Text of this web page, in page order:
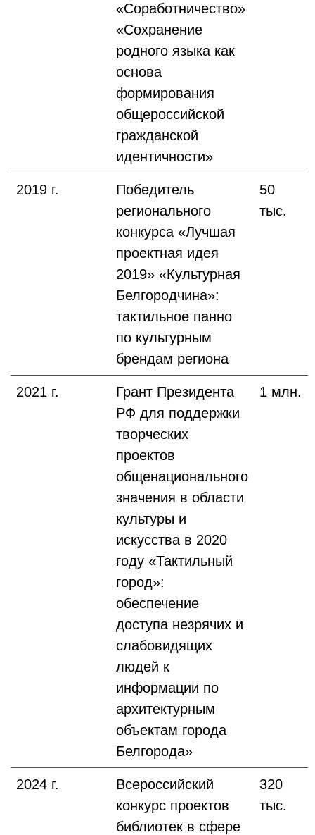
«Соработничество»
«Сохранение
родного языка как
основа
формирования
общероссийской
гражданской
идентичности»
2019 г.
Победитель
регионального
конкурса «Лучшая
проектная идея
2019» «Культурная
Белгородчина»:
тактильное панно
по культурным
брендам региона
50
тыс.
2021 г.
Грант Президента
РФ для поддержки
творческих
проектов
общенационального
значения в области
культуры и
искусства в 2020
году «Тактильный
город»:
обеспечение
доступа незрячих и
слабовидящих
людей к
информации по
архитектурным
объектам города
Белгорода»
1 млн.
2024 г.
Всероссийский
конкурс проектов
библиотек в сфере
320
тыс.